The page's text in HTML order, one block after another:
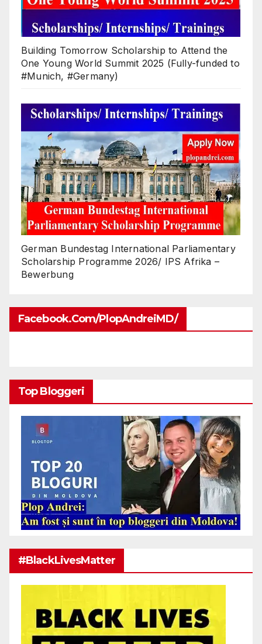
Building Tomorrow Scholarship to Attend the
One Young World Summit 2025 (Fully-funded to
#Munich, #Germany)
German Bundestag International Parliamentary
Scholarship Programme 2026/ IPS Afrika –
Bewerbung
Facebook.com/PlopAndreiMD/
Top Bloggeri
#BlackLivesMatter